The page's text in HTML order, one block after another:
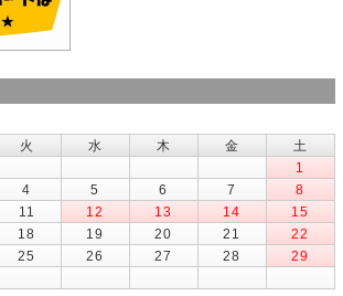
火 水 木 金
土
1
4 5 6 7
8
11 12 13 14
15
18 19 20 21
22
25 26 27 28
29